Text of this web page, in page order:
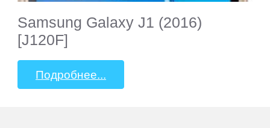
Samsung Galaxy J1 (2016)
[J120F]
Подробнее...